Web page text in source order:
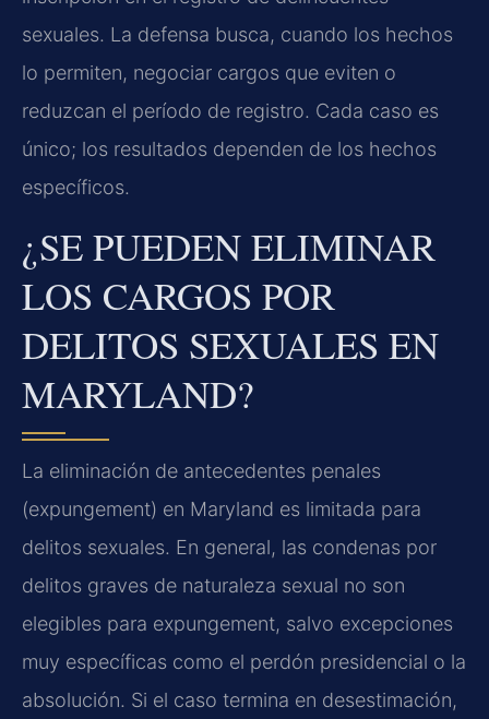
sexuales. La defensa busca, cuando los hechos
lo permiten, negociar cargos que eviten o
reduzcan el período de registro. Cada caso es
único; los resultados dependen de los hechos
específicos.
¿SE PUEDEN ELIMINAR
LOS CARGOS POR
DELITOS SEXUALES EN
MARYLAND?
La eliminación de antecedentes penales
(expungement) en Maryland es limitada para
delitos sexuales. En general, las condenas por
delitos graves de naturaleza sexual no son
elegibles para expungement, salvo excepciones
muy específicas como el perdón presidencial o la
absolución. Si el caso termina en desestimación,